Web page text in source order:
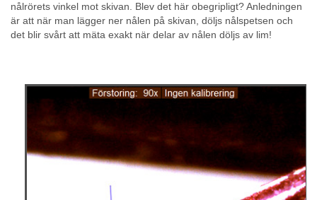
nålrörets vinkel mot skivan. Blev det här obegripligt? Anledningen
är att när man lägger ner nålen på skivan, döljs nålspetsen och
det blir svårt att mäta exakt när delar av nålen döljs av lim!